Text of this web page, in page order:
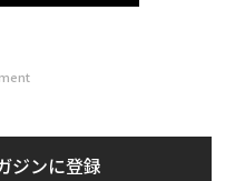
ジンに登録